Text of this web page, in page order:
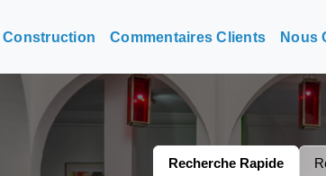
Construction Commentaires Clients Nous
Recherche Rapide